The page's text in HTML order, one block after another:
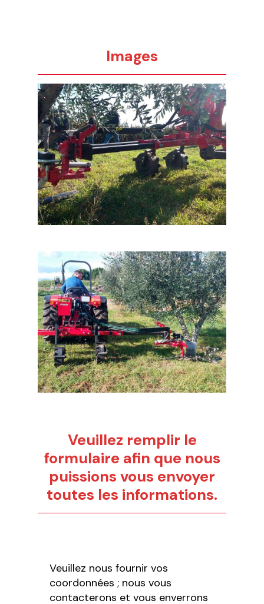
Images
Veuillez remplir le
formulaire afin que nous
puissions vous envoyer
toutes les informations.
Veuillez nous fournir vos
coordonnées ; nous vous
contacterons et vous enverrons